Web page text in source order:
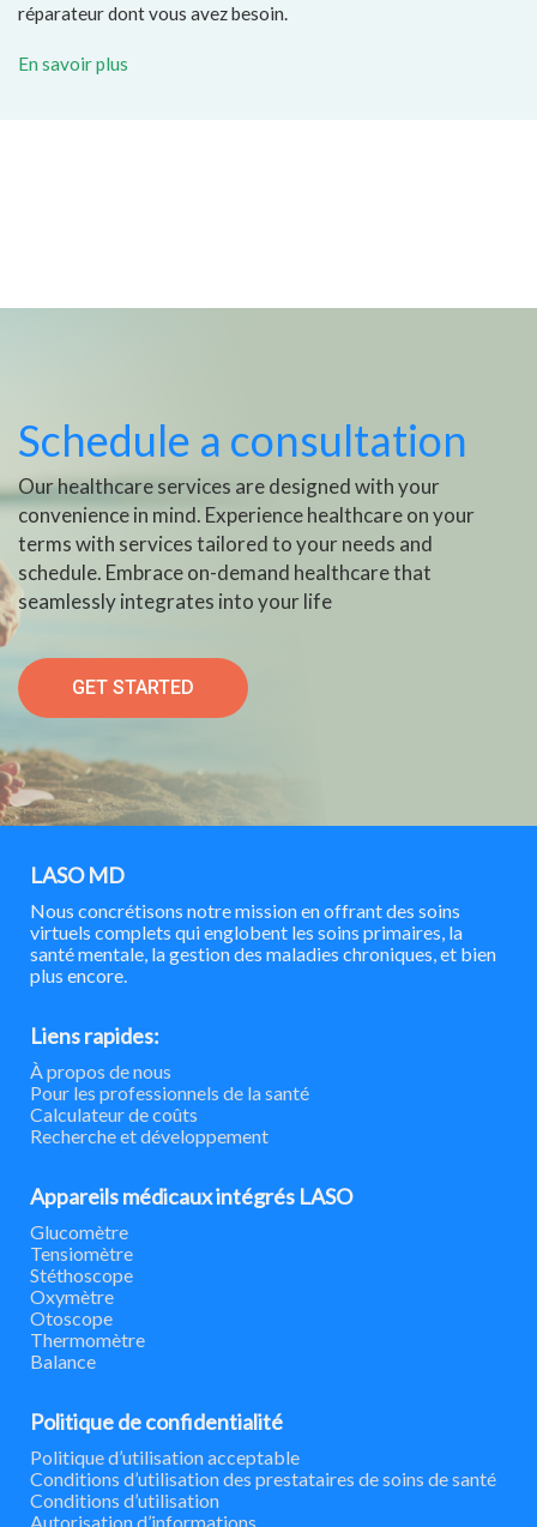
réparateur dont vous avez besoin.
En savoir plus
Schedule a consultation
Our healthcare services are designed with your
convenience in mind. Experience healthcare on your
terms with services tailored to your needs and
schedule. Embrace on-demand healthcare that
seamlessly integrates into your life
GET STARTED
LASO MD
Nous concrétisons notre mission en offrant des soins
virtuels complets qui englobent les soins primaires, la
santé mentale, la gestion des maladies chroniques, et bien
plus encore.
Liens rapides:
À propos de nous
Pour les professionnels de la santé
Calculateur de coûts
Recherche et développement
Appareils médicaux intégrés LASO
Glucomètre
Tensiomètre
Stéthoscope
Oxymètre
Otoscope
Thermomètre
Balance
Politique de confidentialité
Politique d’utilisation acceptable
Conditions d’utilisation des prestataires de soins de santé
Conditions d’utilisation
Autorisation d’informations